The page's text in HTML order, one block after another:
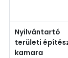
Nyilvántartó
területi
kamara